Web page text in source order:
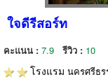
ใจดีรีสอร์ท
คะแนน : 7.9 รีวิว : 10
โรงแรม นครศรีธร